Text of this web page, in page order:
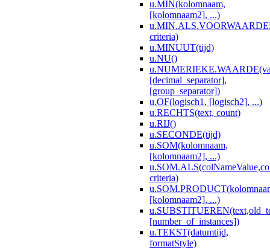
u.MIN(kolomnaam,
[kolomnaam2], ...)
criteria)
u.MINUUT(tijd)
u.NU()
[decimal_separator],
[group_separator])
u.OF(logisch1, [logisch2], ...)
u.RECHTS(text, count)
u.RIJ()
u.SECONDE(tijd)
u.SOM(kolomnaam,
[kolomnaam2], ...)
criteria)
[kolomnaam2], ...)
[number_of_instances])
u.TEKST(datumtijd,
formatStyle)